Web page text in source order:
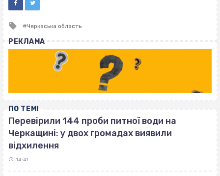
Tagged
Черкаська область
РЕКЛАМА
ПО ТЕМІ
Перевірили 144 проби питної води на
Черкащині: у двох громадах виявили
відхилення
14:41